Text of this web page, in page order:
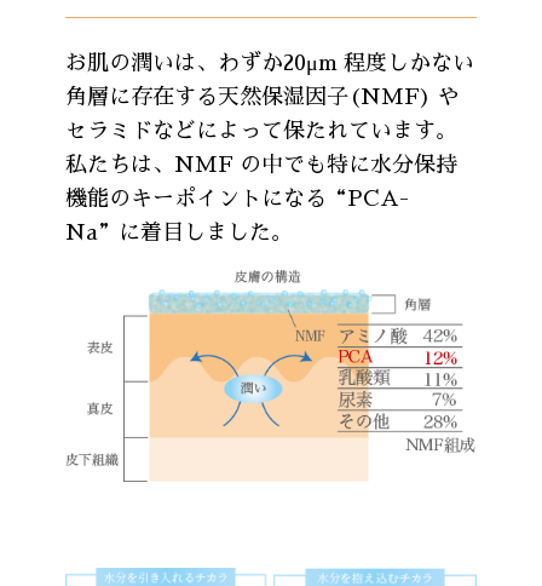
お肌の潤いは、わずか20μm 程度しかない
角層に存在する天然保湿因子(NMF) や
セラミドなどによって保たれています。
私たちは、NMF の中でも特に水分保持
機能のキーポイントになる“PCA-
Na”に着目しました。